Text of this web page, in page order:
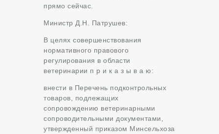
прямо сейчас.
Министр Д.Н. Патрушев:
В целях совершенствования
нормативного правового
регулирования в области
ветеринарии п р и к а з ы в а ю:
внести в Перечень подконтрольных
товаров, подлежащих
сопровождению ветеринарными
сопроводительными документами,
утвержденный приказом Минсельхоза